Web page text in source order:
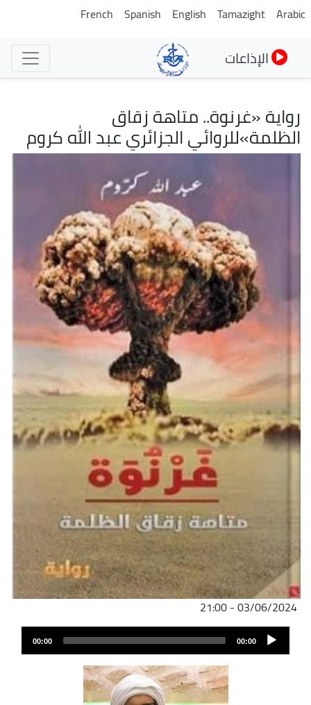
تجاوز
Arabic
Tamazight
English
Spanish
French
الإذاعات
رواية «غرنوة.. متاهة زقاق
الظلمة»للروائي الجزائري عبد الله كروم
03/06/2024 - 21:00
Audio
Player
00:00
00:00